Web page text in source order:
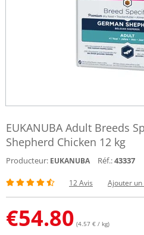
EUKANUBA Adult Breeds
Shepherd Chicken 12 kg
Producteur: EUKANUBA Réf.:43337
12 Avis Ajouter un
€54.80 (4.57 € / kg)